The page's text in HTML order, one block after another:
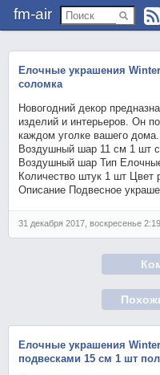
fm-air
Елочные украшения
соломка
Новогодний декор
изделий и интерьеров. Он
каждом уголке вашего
Воздушный шар 11 см 1 шт
Воздушный шар Тип
Количество штук 1 шт Цвет
Описание Подвесное
31 декабря 2017, воскресенье 2:19
Елочные украшения
подвесками 15 см 1 шт